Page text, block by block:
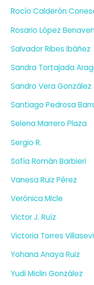
Rocío Calderón
Rosario López
Salvador Ribes Ibáñez
Sandra Tortajada
Sandro Vera González
Santiago Pedrosa
Selena Marrero Plaza
Sergio R.
Sofía Román Barbieri
Vanesa Ruiz Pérez
Verónica Micle
Victor J. Ruíz
Victoria Torres
Yohana Anaya Ruiz
Yudi Miclin González